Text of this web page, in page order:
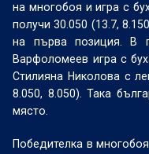
на многобоя и игра с
получи 30.050 (13.7,
на първа позиция. В
Варфоломеев игра с
Стилияна Николова с
8.050, 8.050). Така
място.
Победителка в